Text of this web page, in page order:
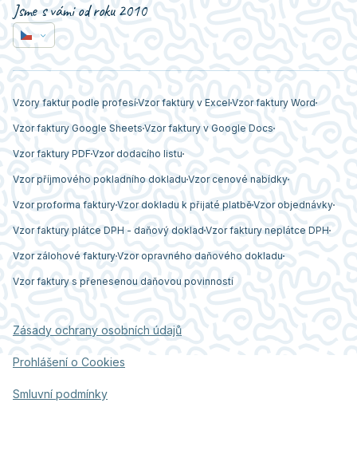
Jsme s vámi od roku 2010
Vzory faktur podle profesíVzor faktury v Excel Vzor faktury Word
Vzor faktury Google Sheets Vzor faktury v Google Docs
Vzor faktury PDFVzor dodacího listu
Vzor příjmového pokladního dokladu Vzor cenové nabídky
Vzor proforma fakturyVzor dokladu k přijaté platběVzor objednávky
Vzor faktury plátce DPH - daňový doklad Vzor faktury neplátce DPH
Vzor zálohové fakturyVzor opravného daňového dokladu
Vzor faktury s přenesenou daňovou povinností
Zásady ochrany osobních údajů
Prohlášení o Cookies
Smluvní podmínky